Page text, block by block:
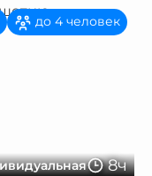
8ч
до 4 человек